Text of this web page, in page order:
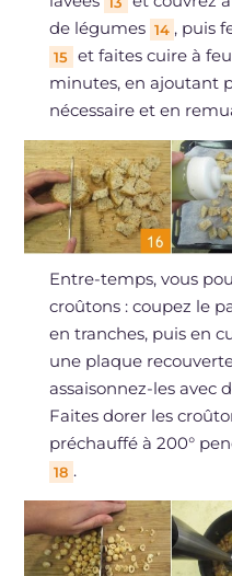
de légumes 14 , puis
15 et faites cuire à
minutes, en ajoutant
nécessaire et en
Entre-temps, vous
croûtons : coupez le
en tranches, puis en
une plaque
assaisonnez-les avec
Faites dorer les
préchauffé à 200°
18 .